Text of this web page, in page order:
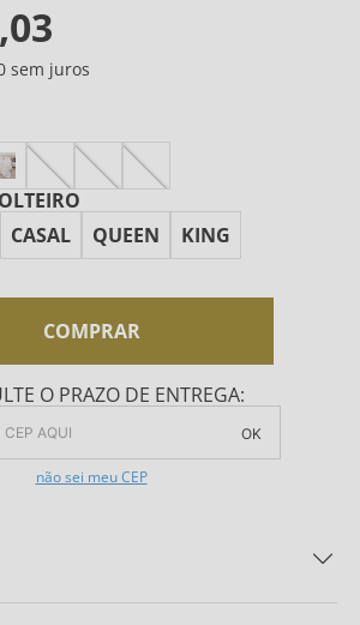
,03
CASAL QUEEN KING
COMPRAR
O PRAZO DE ENTREGA:
OK
não sei meu CEP